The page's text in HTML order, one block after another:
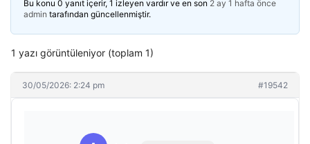
Bu konu 0 yanıt içerir, 1 izleyen vardır ve en son 2 ay 1 hafta önce
admin tarafından güncellenmiştir.
1 yazı görüntüleniyor (toplam 1)
30/05/2026: 2:24 pm #19542